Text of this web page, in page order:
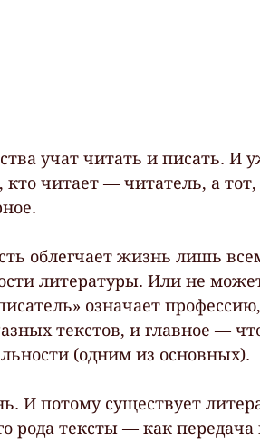
учат читать и писать. И
кто читает — читатель, а
облегчает жизнь лишь
литературы. Или не
означает
текстов, и главное —
(одним из основных).
И потому существует
рода тексты — как